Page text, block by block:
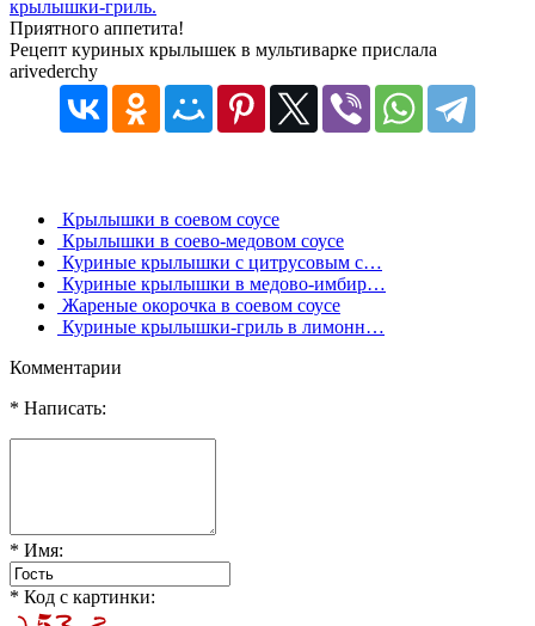
крылышки-гриль.
Приятного аппетита!
Рецепт куриных крылышек в мультиварке прислала
arivederchy
Крылышки в соевом соусе
Крылышки в соево-медовом соусе
Куриные крылышки с цитрусовым с…
Куриные крылышки в медово-имбир…
Жареные окорочка в соевом соусе
Куриные крылышки-гриль в лимонн…
Комментарии
* Написать:
* Имя:
* Код с картинки: